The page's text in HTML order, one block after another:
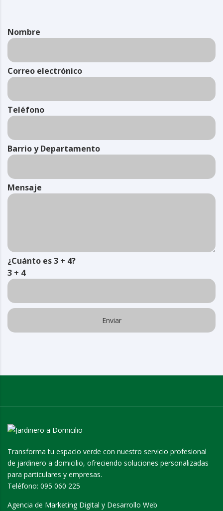
Nombre
Correo electrónico
Teléfono
Barrio y Departamento
Mensaje
¿Cuánto es 3 + 4?
3 + 4
Transforma tu espacio verde con nuestro servicio profesional
de jardinero a domicilio, ofreciendo soluciones personalizadas
para particulares y empresas.
Teléfono: 095 060 225
Agencia de Marketing Digital y Desarrollo Web